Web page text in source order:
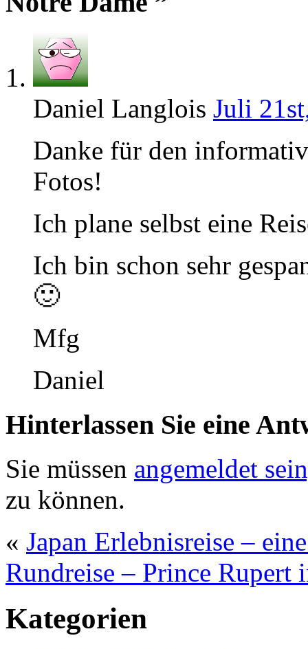
Daniel Langlois Juli
Danke für den
Fotos!
Ich plane selbst eine
Ich bin schon sehr
🙂
Mfg
Daniel
Hinterlassen Sie eine
Sie müssen angemeldet
zu können.
« Japan Erlebnisreise –
Rundreise – Prince
Kategorien